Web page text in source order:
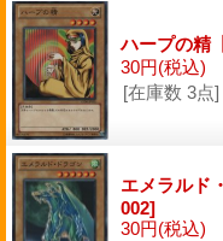
ハープの精
30円(税込)
[在庫数 3点]
エメラルド
002]
30円(税込)